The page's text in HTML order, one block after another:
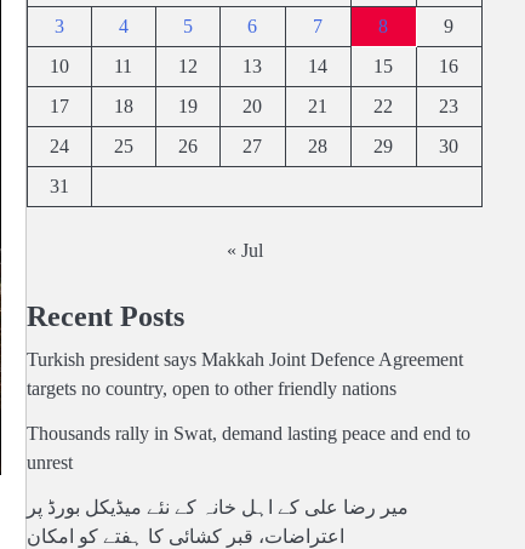
3
4 5 6 7 8
9
10
11 12 13 14 15
16
17
18 19 20 21 22
23
24
25 26 27 28 29
30
31
« Jul
Recent Posts
Turkish president says Makkah Joint Defence Agreement
targets no country, open to other friendly nations
Thousands rally in Swat, demand lasting peace and end to
unrest
میر رضا علی کے اہل خانہ کے نئے میڈیکل بورڈ پر
اعتراضات، قبر کشائی کا ہفتے کو امکان